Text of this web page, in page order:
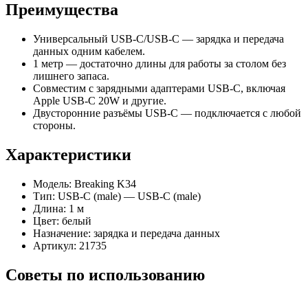
Преимущества
Универсальный USB‑C/USB‑C — зарядка и передача
данных одним кабелем.
1 метр — достаточно длины для работы за столом без
лишнего запаса.
Совместим с зарядными адаптерами USB‑C, включая
Apple USB‑C 20W и другие.
Двусторонние разъёмы USB‑C — подключается с любой
стороны.
Характеристики
Модель: Breaking K34
Тип: USB‑C (male) — USB‑C (male)
Длина: 1 м
Цвет: белый
Назначение: зарядка и передача данных
Артикул: 21735
Советы по использованию